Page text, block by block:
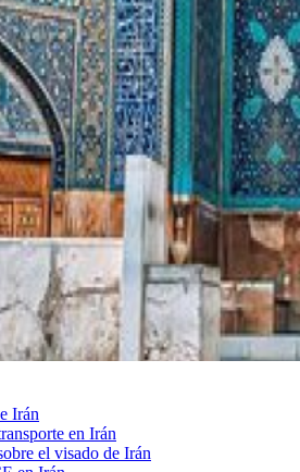
Irán
en Irán
el visado de Irán